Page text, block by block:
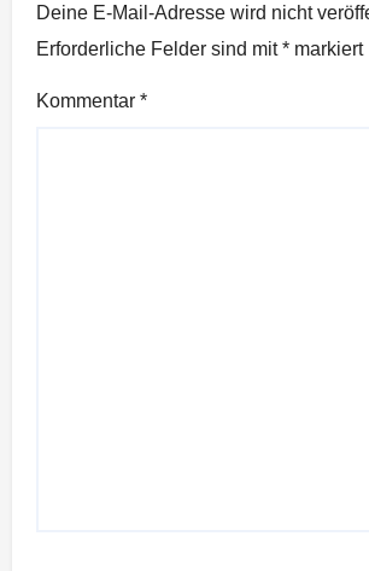
Deine E-Mail-Adresse wird nicht
Erforderliche Felder sind mit* markiert
Kommentar *